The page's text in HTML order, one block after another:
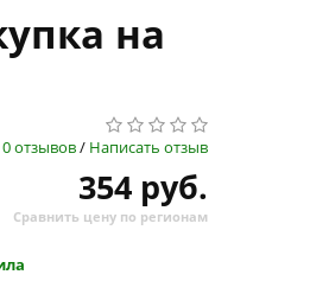
на
0 отзывов/ Написать отзыв
354 руб.
Сравнить цену по регионам